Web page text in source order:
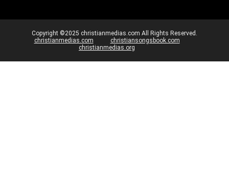
Copyright ©2025 christianmedias.com All Rights Reserved.
christianmedias.com
christiansongsbook.com
christianmedias.org